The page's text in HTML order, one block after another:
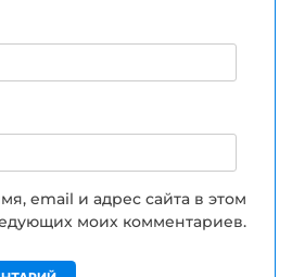
email и адрес сайта в этом
моих комментариев.